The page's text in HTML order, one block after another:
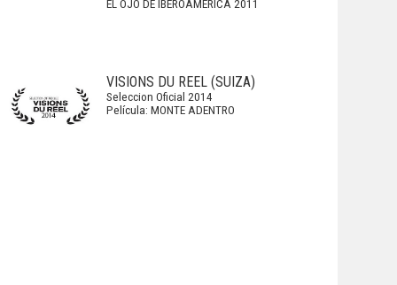
EL OJO DE IBEROAMERICA 2011
VISIONS DU REEL (SUIZA)
Seleccion Oficial 2014
Película: MONTE ADENTRO